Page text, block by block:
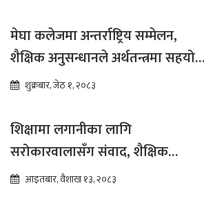
मेघा कलेजमा अन्तर्राष्ट्रिय सम्मेलन,
शैक्षिक अनुसन्धानले अर्थतन्त्रमा सहयोग
पुग्ने विश्वास
शुक्रबार, जेठ १, २०८३
शिक्षामा लगानीका लागि
सरोकारवालासँग संवाद, शैक्षिक
सुधारमा जोड
आइतबार, वैशाख १३, २०८३